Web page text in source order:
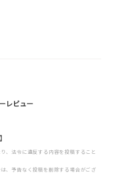
レビュー
、法令に違反する内容を投稿すること
、予告なく投稿を削除する場合がござ